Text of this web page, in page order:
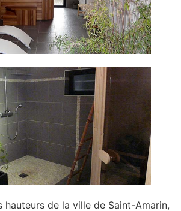
hauteurs de la ville de Saint-Amarin,